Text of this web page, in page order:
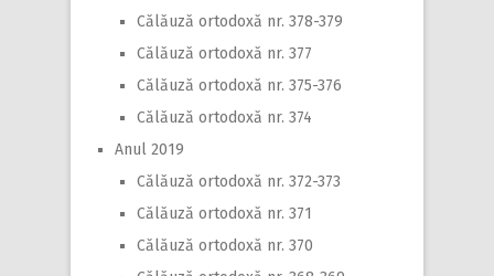
Călăuză ortodoxă nr. 378-379
Călăuză ortodoxă nr. 377
Călăuză ortodoxă nr. 375-376
Călăuză ortodoxă nr. 374
Anul 2019
Călăuză ortodoxă nr. 372-373
Călăuză ortodoxă nr. 371
Călăuză ortodoxă nr. 370